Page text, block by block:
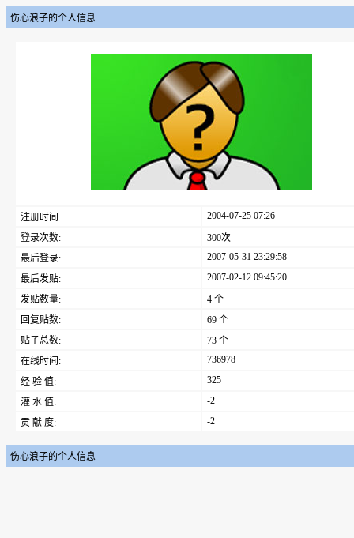
伤心浪子的个人信息
注册时间:
2004-07-25 07:26
登录次数:
300次
最后登录:
2007-05-31 23:29:58
最后发贴:
2007-02-12 09:45:20
发贴数量:
4 个
回复贴数:
69 个
贴子总数:
73 个
在线时间:
736978
经 验 值:
325
灌 水 值:
-2
贡 献 度:
-2
伤心浪子的个人信息